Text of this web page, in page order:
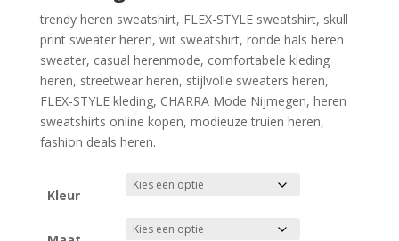
trendy heren sweatshirt, FLEX-STYLE sweatshirt, skull
print sweater heren, wit sweatshirt, ronde hals heren
sweater, casual herenmode, comfortabele kleding
heren, streetwear heren, stijlvolle sweaters heren,
FLEX-STYLE kleding, CHARRA Mode Nijmegen, heren
sweatshirts online kopen, modieuze truien heren,
fashion deals heren.
Kleur